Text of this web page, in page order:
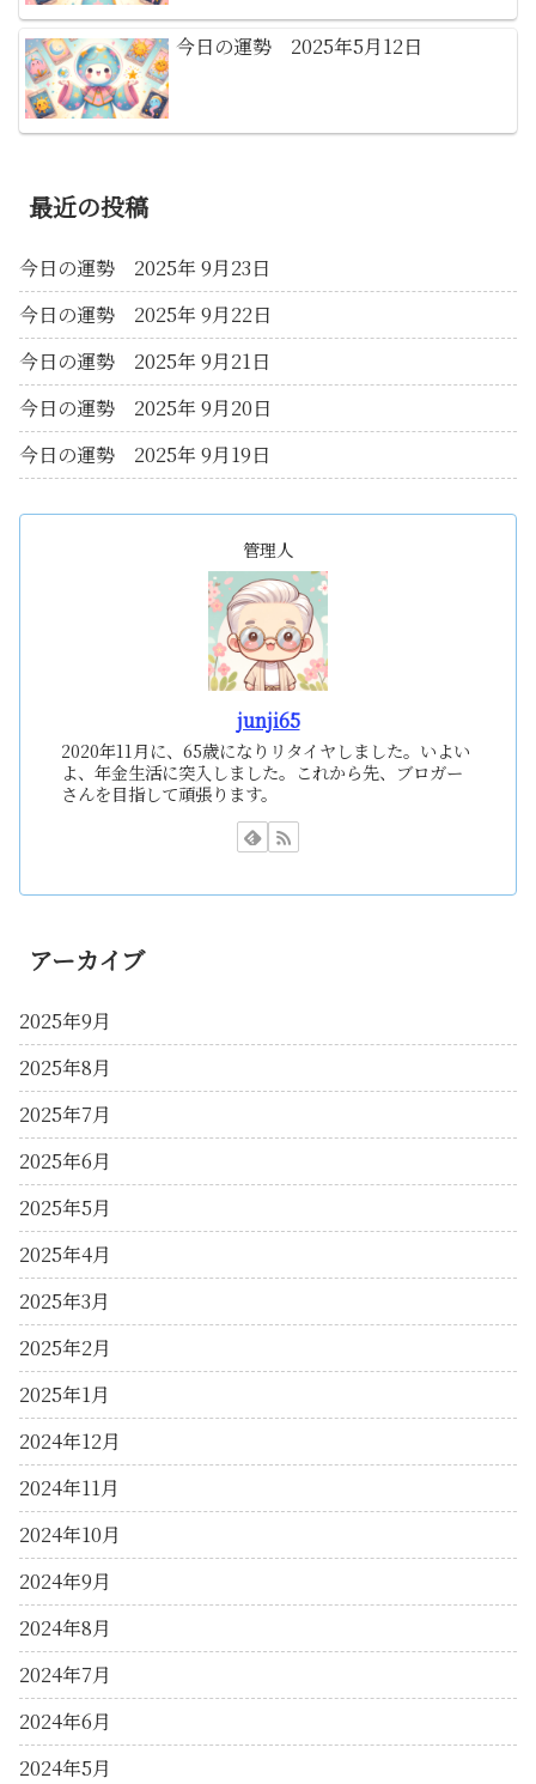
今日の運勢 2025年5月12日
最近の投稿
今日の運勢 2025年 9月23日
今日の運勢 2025年 9月22日
今日の運勢 2025年 9月21日
今日の運勢 2025年 9月20日
今日の運勢 2025年 9月19日
管理人
junji65
2020年11月に、65歳になりリタイヤしました。いよい
よ、年金生活に突入しました。これから先、ブロガー
さんを目指して頑張ります。
アーカイブ
2025年9月
2025年8月
2025年7月
2025年6月
2025年5月
2025年4月
2025年3月
2025年2月
2025年1月
2024年12月
2024年11月
2024年10月
2024年9月
2024年8月
2024年7月
2024年6月
2024年5月